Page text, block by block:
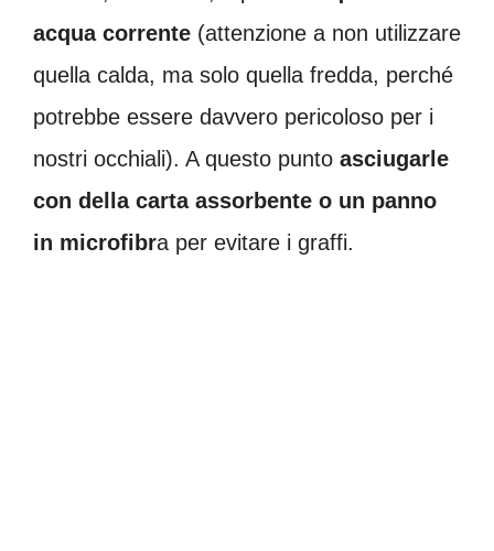
acqua corrente (attenzione a non utilizzare
quella calda, ma solo quella fredda, perché
potrebbe essere davvero pericoloso per i
nostri occhiali). A questo punto asciugarle
con della carta assorbente o un panno
in microfibra per evitare i graffi.